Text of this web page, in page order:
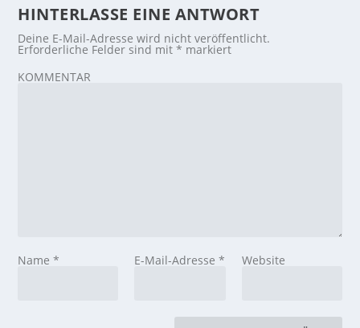
HINTERLASSE EINE ANTWORT
Deine E-Mail-Adresse wird nicht veröffentlicht.
Erforderliche Felder sind mit* markiert
KOMMENTAR
Name* E-Mail-Adresse * Website